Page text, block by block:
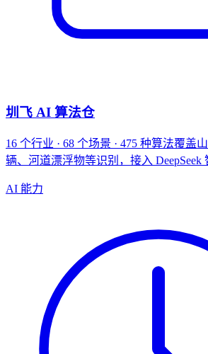
圳飞 AI 算法仓
16 个行业 · 68 个场景 · 475 种算法覆盖
辆、河道漂浮物等识别，接入 DeepSeek
AI 能力